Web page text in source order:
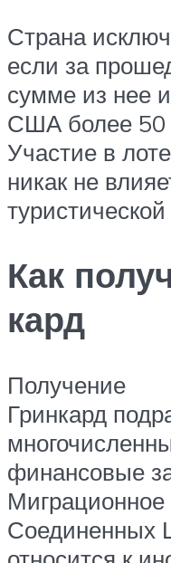
Страна
если за
сумме из нее
США более 50
Участие в
никак не
Как
кард
Получение
Гринкард
финансовые
Миграционное
Соединенных